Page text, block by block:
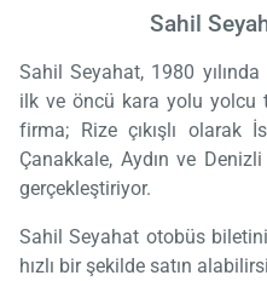
Sahil
Sahil Seyahat, 1980
ilk ve öncü kara yolu yolcu
firma; Rize çıkışlı olarak
Çanakkale, Aydın ve
gerçekleştiriyor.
Sahil Seyahat otobüs
hızlı bir şekilde satın